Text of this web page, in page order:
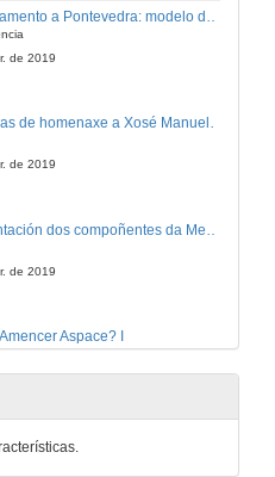
de 2019
Palabras de homenaxe a Xosé Manuel Rodríguez
de 2019
de 2019
Aspace? I
de 2019
Aspace? II